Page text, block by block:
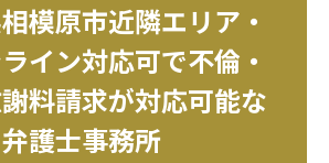
模原市近隣エリア・
イン対応可で不倫・
料請求が対応可能な
弁護士事務所